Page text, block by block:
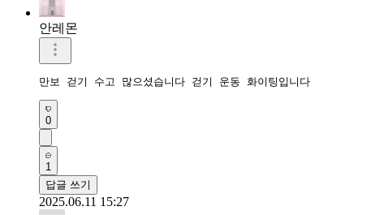
안레몬
만보 걷기 수고 많으셨습니다 걷기 운동 화이팅입니다
0
1
답글 쓰기
2025.06.11 15:27